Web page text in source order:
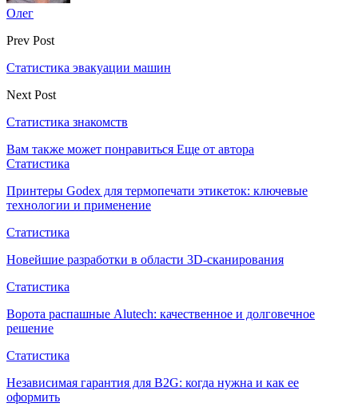
Олег
Prev Post
Статистика эвакуации машин
Next Post
Статистика знакомств
Вам также может понравиться Еще от автора
Статистика
Принтеры Godex для термопечати этикеток: ключевые
технологии и применение
Статистика
Новейшие разработки в области 3D-сканирования
Статистика
Ворота распашные Alutech: качественное и долговечное
решение
Статистика
Независимая гарантия для B2G: когда нужна и как ее
оформить